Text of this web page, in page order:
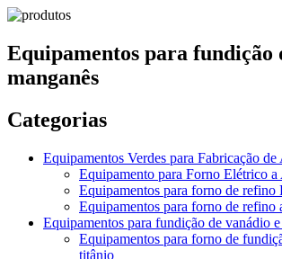
Equipamentos para fundição
manganês
Categorias
Equipamentos Verdes para Fabricação de
Equipamento para Forno Elétrico
Equipamentos para forno de refino
Equipamentos para forno de
Equipamentos para fundição de vanádio
Equipamentos para forno de
titânio